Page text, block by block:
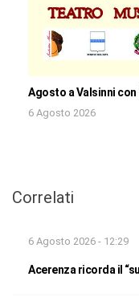
Agosto a Valsinni con
6 Agosto 2026
Correlati
6 Agosto 2026 - 12:29
Acerenza ricorda il